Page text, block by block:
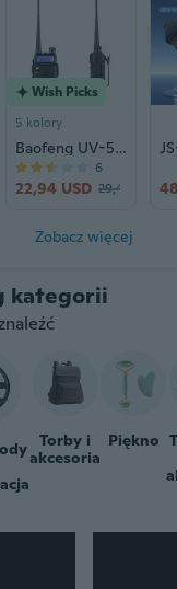
Wish Picks
5 kolory
Baofeng UV-5RIII Tri-Band Walkie Talkie | High Power Long Range Two-Way Radio
22,94 USD 29,42 USD
6
Zobacz więcej
Torby i
akcesoria
Piękno